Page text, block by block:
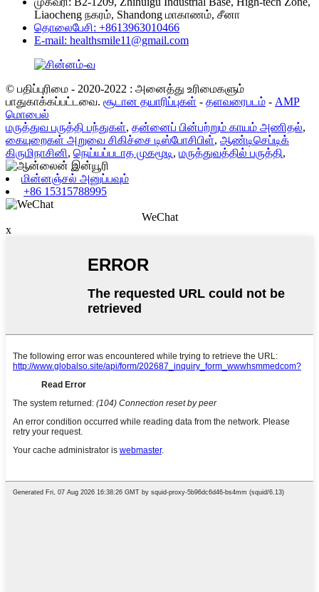
Liaocheng நகரம், Shandong மாகாணம், சீனா
தொலைபேசி: +8613963010466
E-mail: healthsmile11@gmail.com
© பதிப்புரிமை - 2020-2022 : அனைத்து உரிமைகளும்
பாதுகாக்கப்பட்டவை. சூடான தயாரிப்புகள் - தளவரைபடம் - AMP
மொபைல்
மருத்துவ பருத்தி பந்துகள், தன்னைப் பின்பற்றும் காயம் அணிதல்,
கையுறைகள் அறுவை சிகிச்சை டிஸ்போசிபிள், ஆண்டிசெப்டிக்
கிருமிநாசினி, நெய்யப்படாத முகமூடி, மருத்துவத்தில் பருத்தி,
மின்னஞ்சல் அனுப்பவும்
+86 15315788995
WeChat
x